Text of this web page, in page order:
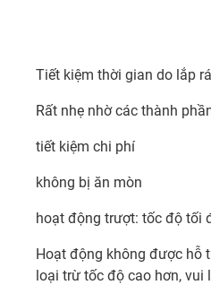
Tiết kiệm thời gian do lắp
Rất nhẹ nhờ các thành
tiết kiệm chi phí
không bị ăn mòn
hoạt động trượt: tốc độ tối
Hoạt động không được hỗ
loại trừ tốc độ cao hơn, vui